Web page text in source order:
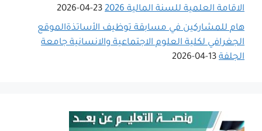
الاقامة العلمية للسنة المالية 2026
23-04-2026
هام للمشاركين في مسابقة توظيف الأساتذةالموقع
الجغرافي لكلية العلوم الاجتماعية والانسانية جامعة
الجلفة 13-04-2026